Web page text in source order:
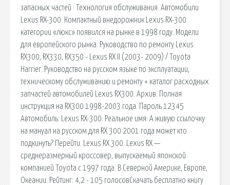
запасных частей · Технология обслуживания. Автомобили
Lexus RX-300. Компактный внедорожник Lexus RX-300
категории «люкс» появился на рынке в 1998 году. Модели
для европейского рынка. Руководство по ремонту Lexus
RX300, RX330, RX350 - Lexus RX II (2003- 2009) / Toyota
Harrier. Руководство на русском языке по эксплуатации,
техническому обслуживанию и ремонту + каталог расходных
запчастей автомобилей Lexus RX300. Архив. Полная
инструкция на RX300 1998-2003 года. Пароль 12345
Автомобиль: Lexus RX-300. Реальное имя: А живую ссылочку
на мануал на русском для RX 300 2001 года может кто
подкинуть? Перейти. Lexus RX 300. Lexus RX —
среднеразмерный кроссовер, выпускаемый японской
компанией Toyota с 1997 года. В Северной Америке, Европе,
Океании. Рейтинг: 4,2 - 105 голосовСкачать бесплатно книгу